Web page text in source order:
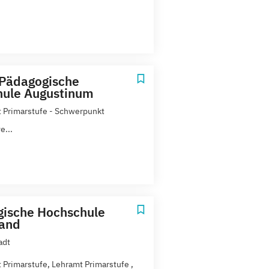
Augustinum
Primarstufe - Schwerpunkt
Hochschule
Primarstufe, Lehramt Primarstufe ,